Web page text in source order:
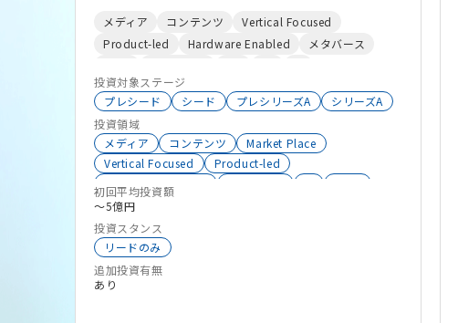
トアップに投資するベンチャーキャピタルです。日
本の人口減少に伴う社会課題の解決に挑む、アー
リーステージのスタートアップに対して、投資と成
長支援を行っています。私たちは、世界の新産業を
創造する「起業家と事業」の成長プロセスを、「リ
アルな事業経験」を基にリードし、投資先のビジョ
ン実現をサポートしています。 アジアから世界を
狙える、スタートアップの海外進出支援にも力を入
れており、2018年のファンド立ち上げ以来、日
本、アジア、米国のスタートアップ30社以上への投
資を完了しております。 現在の投資先：
https://firstlight-cap.com/portfolio/ 【投資方
針】 ファーストライトは、「人口減少社会におけ
メディア コンテンツ
Vertical Focused
Product-led
Hardware Enabled
メタバース
投資対象ステージ
プレシード
シード プレシリーズA
シリーズA
投資領域
メディア
コンテンツ
Market Place
Vertical Focused
Product-led
Hardware Enabled
働き方改革
初回平均投資額
〜5億円
投資スタンス
リードのみ
追加投資有無
あり